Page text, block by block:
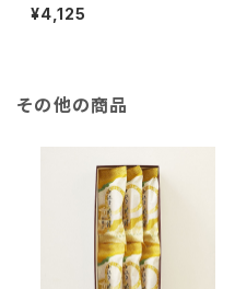
¥4,125
その他の商品